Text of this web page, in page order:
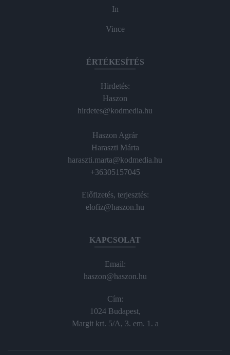
In
Vince
ÉRTÉKESÍTÉS
Hirdetés:
Haszon
hirdetes@kodmedia.hu
Haszon Agrár
Haraszti Márta
haraszti.marta@kodmedia.hu
+36305157045
Előfizetés, terjesztés:
elofiz@haszon.hu
KAPCSOLAT
Email:
haszon@haszon.hu
Cím:
1024 Budapest,
Margit krt. 5/A, 3. em. 1. a